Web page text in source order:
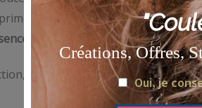
sur un format auCHOIX, (soit
et la luminositéde l’œuvre.
vous soutenez directement